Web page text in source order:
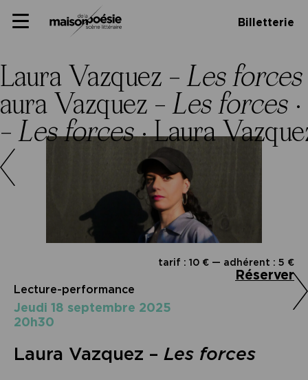
Panneau de gestion des cookies
to
Primary
Billetterie
Laura Vazquez – Les forces
Vazquez – Les forces ·
Les forces·Laura
tarif : 10 € — adhérent : 5 €
Réserver
Lecture-performance
jeudi 18 septembre 2025
20h30
Laura Vazquez – Les forces